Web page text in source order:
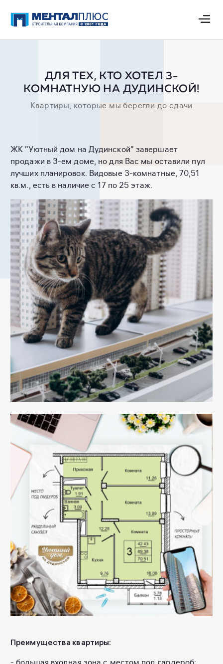
ДЛЯ ТЕХ, КТО ХОТЕЛ 3-
КОМНАТНУЮ НА ДУДИНСКОЙ!
Квартиры, которые мы берегли до сдачи
ЖК "Уютный дом на Дудинской" завершает
продажи в 3-ем доме, но для Вас мы оставили пул
лучших планировок. Видовые 3-комнатные, 70,51
кв.м., есть в наличие с 17 по 25 этаж.
Преимущества квартиры: